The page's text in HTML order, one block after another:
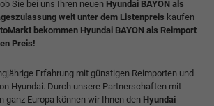
Sie bei uns Ihren neuen Hyundai BAYON als
weit unter dem Listenpreis kaufen
bekommen Hyundai BAYON als Reimport
Preis!
Erfahrung mit günstigen Reimporten und
Hyundai. Durch unsere Partnerschaften mit
ganz Europa können wir Ihnen den Hyundai